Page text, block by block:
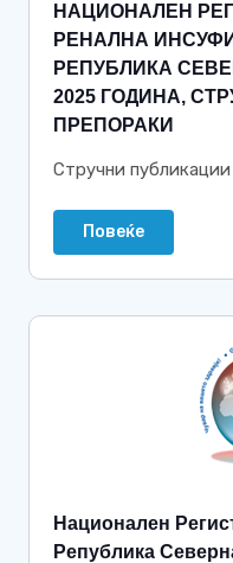
НАЦИОНАЛЕН
РЕНАЛНА
РЕПУБЛИКА
2025 ГОДИНА,
ПРЕПОРАКИ
Стручни публикации
Повеќе
Национален
Република